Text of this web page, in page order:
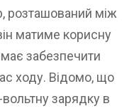
розташований між
матиме корисну
забезпечити
ходу. Відомо, що
зарядку в